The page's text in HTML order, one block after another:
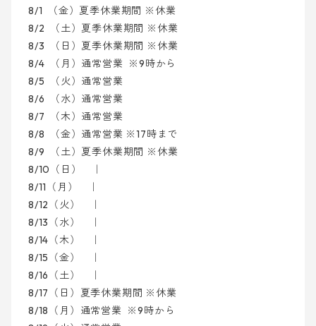
8/1 （金）夏季休業期間 ※休業
8/2 （土）夏季休業期間 ※休業
8/3 （日）夏季休業期間 ※休業
8/4 （月） 通常営業 ※9時から
8/5 （火） 通常営業
8/6 （水） 通常営業
8/7 （木） 通常営業
8/8 （金） 通常営業 ※17時まで
8/9 （土）夏季休業期間 ※休業
8/10（日 ） ｜
8/11
（月）
｜
8/12（火）
｜
8/13（水）
｜
8/14（木）
｜
8/15（金）
｜
8/16（土）
｜
8/17（日 ） 夏季休業期間 ※休業
8/18
（月） 通常営業 ※9時から